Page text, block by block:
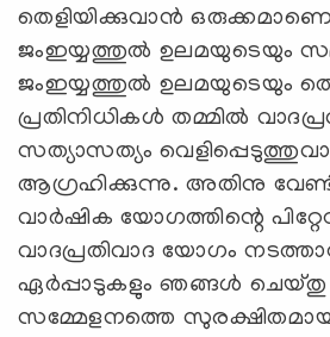
തെളിയിക്കുവാന്‍
ജംഇയ്യത്തുല്‍ ഉലമയുടെയും
ജംഇയ്യത്തുല്‍ ഉലമയുടെയും
പ്രതിനിധികള്‍ തമ്മില്‍
സത്യാസത്യം
ആഗ്രഹിക്കുന്നു. അതിനു
വാര്‍ഷിക യോഗത്തിന്റെ
വാദപ്രതിവാദ യോഗം
ഏര്‍പ്പാടുകളും ഞങ്ങള്‍ ചെയ്തു
സമ്മേളനത്തെ